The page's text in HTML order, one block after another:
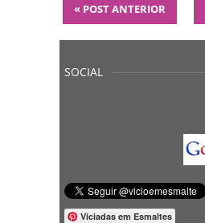
« POST ANTERIOR
SOCIAL
Viciadas em Esmaltes